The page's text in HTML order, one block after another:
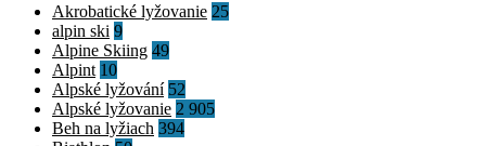
Akrobatické lyžovanie 25
alpin ski 9
Alpine Skiing 49
Alpint 10
Alpské lyžování 52
Alpské lyžovanie 2 905
Beh na lyžiach 394